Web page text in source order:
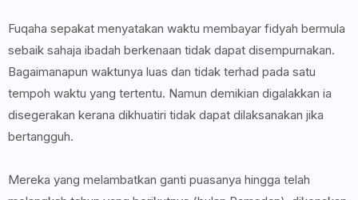
Fuqaha sepakat menyatakan waktu membayar fidyah bermula
sebaik sahaja ibadah berkenaan tidak dapat disempurnakan.
Bagaimanapun waktunya luas dan tidak terhad pada satu
tempoh waktu yang tertentu. Namun demikian digalakkan ia
disegerakan kerana dikhuatiri tidak dapat dilaksanakan jika
bertangguh.
Mereka yang melambatkan ganti puasanya hingga telah